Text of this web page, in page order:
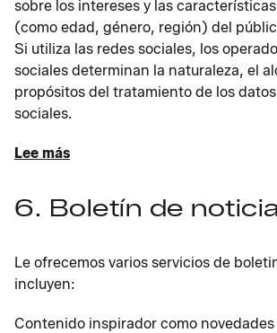
sobre los intereses y las
(como edad, género, región) del
Si utiliza las redes sociales, los
sociales determinan la naturaleza, el
propósitos del tratamiento de los
sociales.
Lee más
6. Boletín de
Le ofrecemos varios servicios de
incluyen:
Contenido inspirador como